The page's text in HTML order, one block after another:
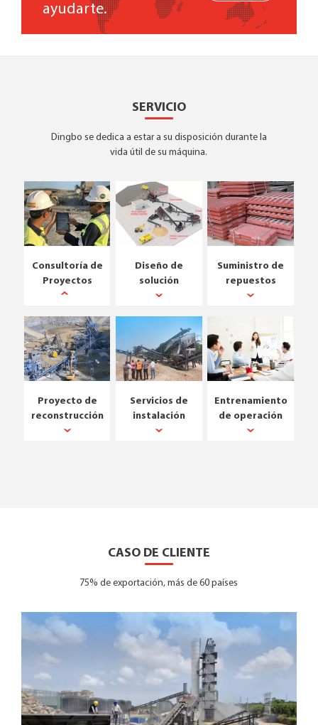
ayudarte.
SERVICIO
Dingbo se dedica a estar a su disposición durante la
vida útil de su máquina.
Consultoría de
Proyectos
Diseño de
solución
Suministro de
repuestos
Proyecto de
reconstrucción
Servicios de
instalación
Entrenamiento
de operación
CASO DE CLIENTE
75% de exportación, más de 60 países